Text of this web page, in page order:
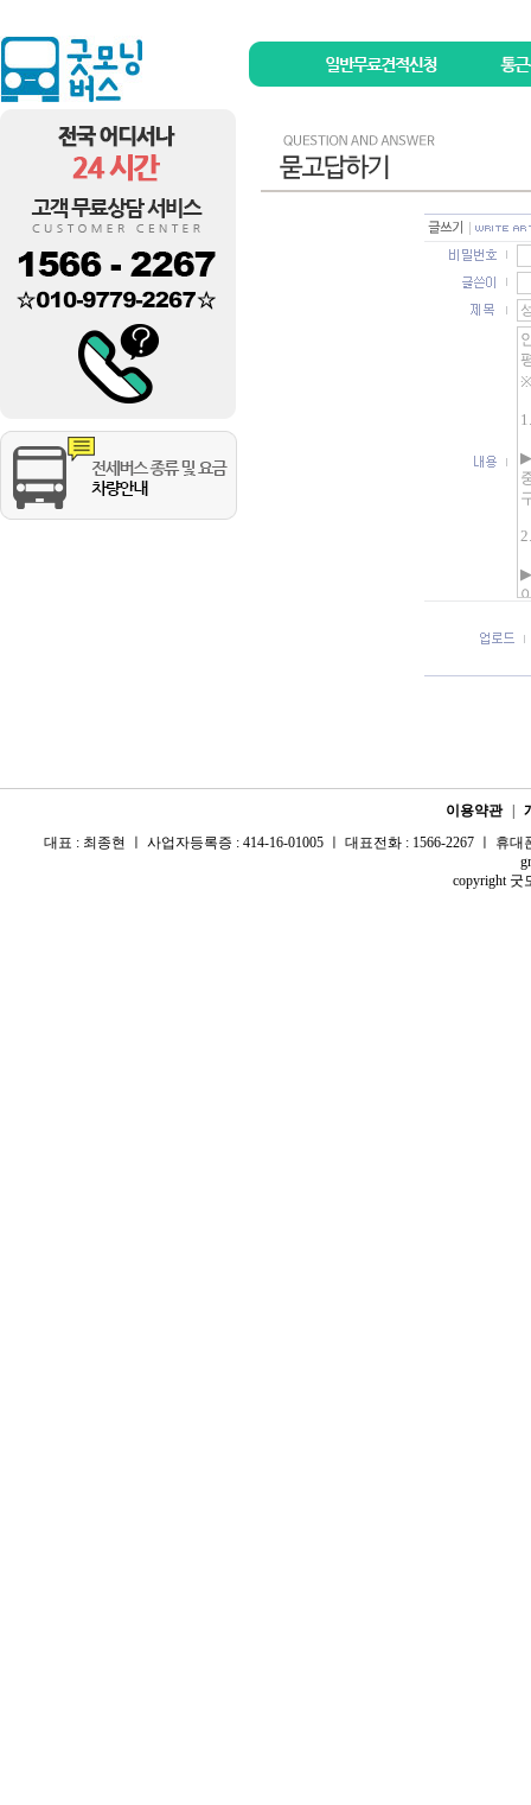
이용약관
대표 : 최종현 ㅣ 사업자등록증 : 414-16-01005 ㅣ 대표전화 : 1566-2267 ㅣ 휴
copyright 굿